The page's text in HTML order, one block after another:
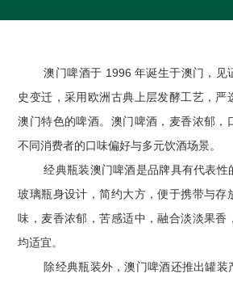
澳门啤酒于 1996 年诞生于澳门，见
史变迁，采用欧洲古典上层发酵工艺，严
澳门特色的啤酒。澳门啤酒，麦香浓郁，
不同消费者的口味偏好与多元饮酒场景。
经典瓶装澳门啤酒是品牌具有代表性
玻璃瓶身设计，简约大方，便于携带与存
味，麦香浓郁，苦感适中，融合淡淡果香
均适宜。
除经典瓶装外，澳门啤酒还推出罐装